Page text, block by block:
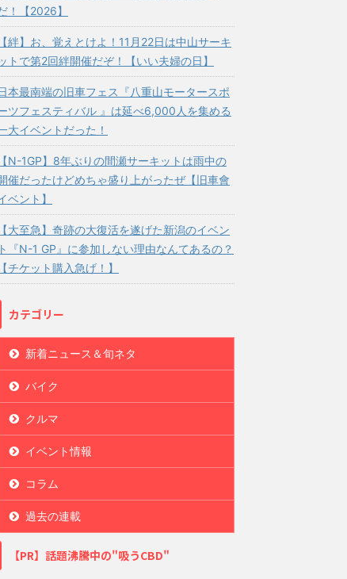
！【2026】
【絆】お、覚えとけよ！11月22日は中山サーキ
トで第2回絆開催だぞ！【いい夫婦の日】
本最南端の旧車フェス『八重山モータースポ
ツフェスティバル 』は延べ6,000人を集める
大イベントだった！
【N-1GP】8年ぶりの間瀬サーキットは雨中の
催だったけどめちゃ盛り上がったぜ【旧車會
ベント】
【大至急】奇跡の大復活を遂げた新潟のイベン
ト『N-1 GP』に参加しない理由なんてあるの？
【チケット購入急げ！】
カテゴリー
新着ニュース＆旬ネタ
バイク
クルマ
イベント情報
コラム
過去の連載
【PR】話題沸騰中の"吸うCBD"